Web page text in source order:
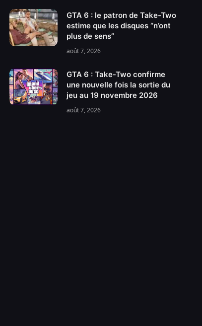
GTA 6 : le patron de Take-Two
estime que les disques “n’ont
plus de sens”
août 7, 2026
GTA 6 : Take-Two confirme
une nouvelle fois la sortie du
jeu au 19 novembre 2026
août 7, 2026